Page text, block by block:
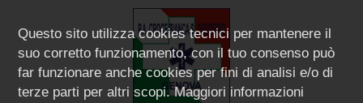
Questo sito utilizza cookies tecnici per mantenere il
suo corretto funzionamento, con il tuo consenso può
far funzionare anche cookies per fini di analisi e/o di
terze parti per altri scopi. Maggiori informazioni